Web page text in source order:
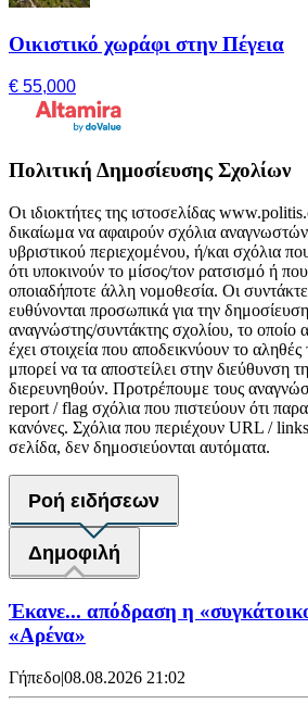
Οικιστικό χωράφι στην Πέγεια
€ 55,000
Πολιτική Δημοσίευσης Σχολίων
Οι ιδιοκτήτες της ιστοσελίδας
δικαίωμα να αφαιρούν σχόλια
υβριστικού περιεχομένου, ή/και σχόλια
ότι υποκινούν το μίσος/τον ρατσισμό ή
οποιαδήποτε άλλη νομοθεσία. Οι
ευθύνονται προσωπικά για την
αναγνώστης/συντάκτης σχολίου, το οποίο
έχει στοιχεία που αποδεικνύουν το
μπορεί να τα αποστείλει στην διεύθυνση
διερευνηθούν. Προτρέπουμε τους
report / flag σχόλια που πιστεύουν ότι
κανόνες. Σχόλια που περιέχουν URL /
σελίδα, δεν δημοσιεύονται αυτόματα.
Ροή ειδήσεων
Δημοφιλή
Έκανε... απόδραση η
«Αρένα»
Γήπεδο|08.08.2026 21:02